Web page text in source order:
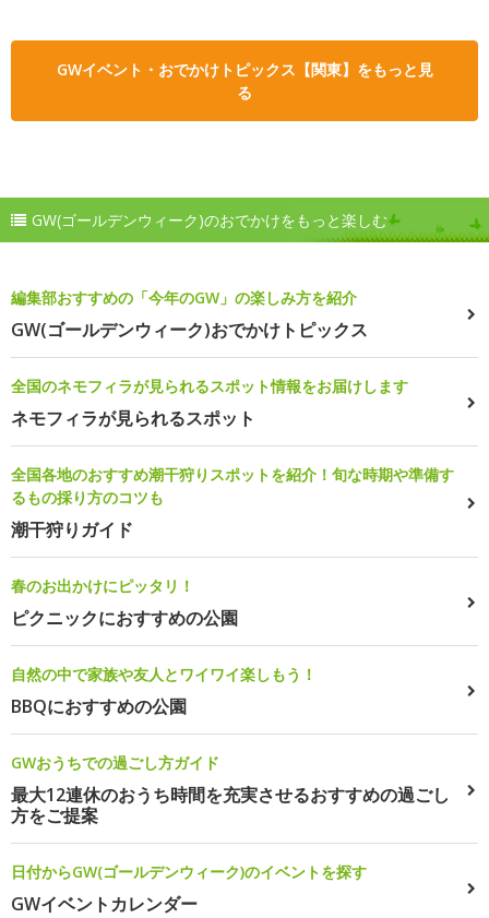
GWイベント・おでかけトピックス【関東】をもっと見
る
GW(ゴールデンウィーク)のおでかけをもっと楽しむ
編集部おすすめの「今年のGW」の楽しみ方を紹介
GW(ゴールデンウィーク)おでかけトピックス
全国のネモフィラが見られるスポット情報をお届けします
ネモフィラが見られるスポット
全国各地のおすすめ潮干狩りスポットを紹介！旬な時期や準備す
るもの採り方のコツも
潮干狩りガイド
春のお出かけにピッタリ！
ピクニックにおすすめの公園
自然の中で家族や友人とワイワイ楽しもう！
BBQにおすすめの公園
GWおうちでの過ごし方ガイド
最大12連休のおうち時間を充実させるおすすめの過ごし
方をご提案
日付からGW(ゴールデンウィーク)のイベントを探す
GWイベントカレンダー